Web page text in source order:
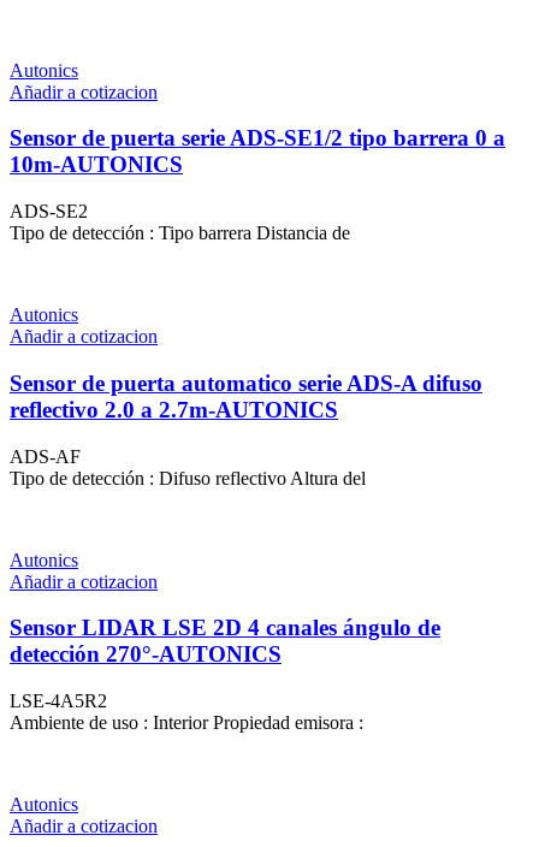
Autonics
Añadir a cotizacion
Sensor de puerta serie ADS-SE1/2 tipo barrera 0 a
10m-AUTONICS
ADS-SE2
Tipo de detección : Tipo barrera Distancia de
Autonics
Añadir a cotizacion
Sensor de puerta automatico serie ADS-A difuso
reflectivo 2.0 a 2.7m-AUTONICS
ADS-AF
Tipo de detección : Difuso reflectivo Altura del
Autonics
Añadir a cotizacion
Sensor LIDAR LSE 2D 4 canales ángulo de
detección 270°-AUTONICS
LSE-4A5R2
Ambiente de uso : Interior Propiedad emisora :
Autonics
Añadir a cotizacion